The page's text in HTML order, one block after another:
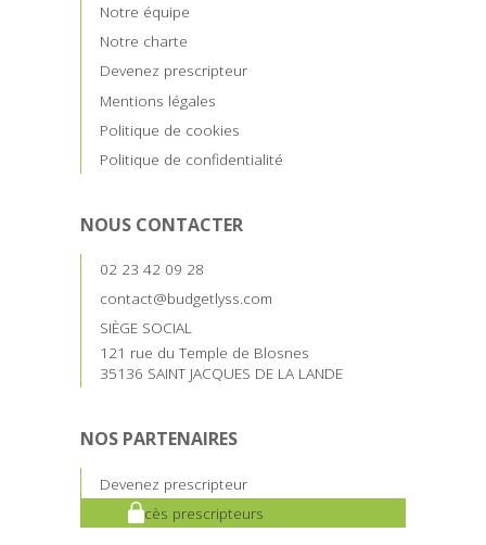
Notre équipe
Notre charte
Devenez prescripteur
Mentions légales
Politique de cookies
Politique de confidentialité
NOUS CONTACTER
02 23 42 09 28
contact@budgetlyss.com
SIÈGE SOCIAL
121 rue du Temple de Blosnes
35136 SAINT JACQUES DE LA LANDE
NOS PARTENAIRES
Devenez prescripteur
Accès prescripteurs